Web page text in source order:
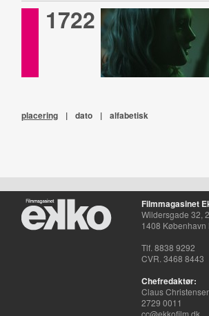
1722
placering | dato | alfabetisk
Filmmagasinet
Wildersgade 32,
1408 København
Tlf. 8838 9292
CVR. 3468 8443
Chefredaktør:
Claus
2729 0011
cc@ekkofilm.dk